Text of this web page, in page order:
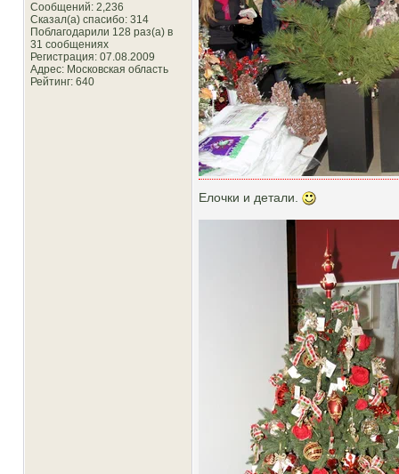
Сообщений: 2,236
Сказал(а) спасибо: 314
Поблагодарили 128 раз(а) в
31 сообщениях
Регистрация: 07.08.2009
Адрес: Московская область
Рейтинг: 640
Елочки и детали.